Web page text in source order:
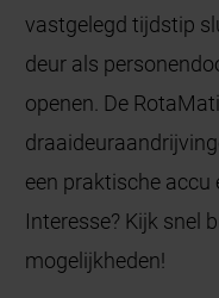
vastgelegd tijdstip
deur als
openen. De
een praktische accu
Interesse? Kijk snel
mogelijkheden!